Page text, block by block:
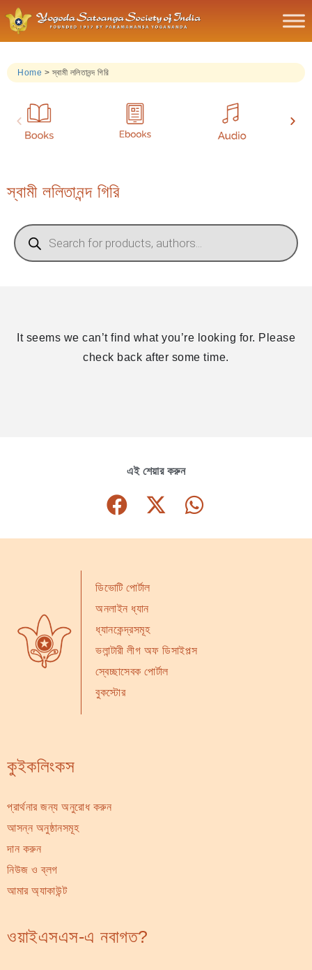
Home >স্বামী ললিতানন্দ গিরি
স্বামী ললিতানন্দ গিরি
It seems we can’t find what you’re looking for. Please
check back after some time.
এই শেয়ার করুন
ডিভোটি পোর্টাল
অনলাইন ধ্যান
ধ্যানকেন্দ্রসমূহ
ভলান্টারী লীগ অফ ডিসাইপল্স
স্বেচ্ছাসেবক পোর্টাল
বুকস্টোর
কুইকলিংকস
প্রার্থনার জন্য অনুরোধ করুন
আসন্ন অনুষ্ঠানসমূহ
দান করুন
নিউজ ও ব্লগ
আমার অ্যাকাউন্ট
ওয়াইএসএস-এ নবাগত?